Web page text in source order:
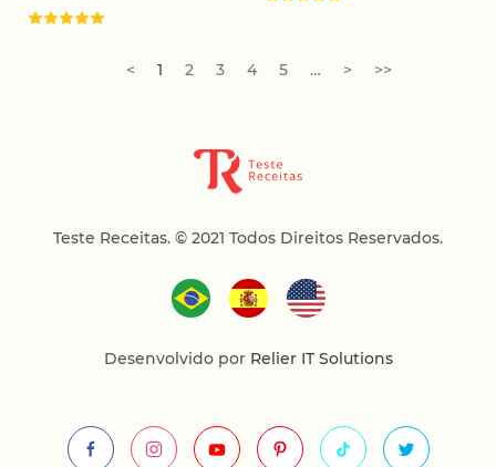
< 1 2 3 4 5 … > >>
Teste Receitas. © 2021 Todos Direitos Reservados.
Desenvolvido porRelier IT Solutions